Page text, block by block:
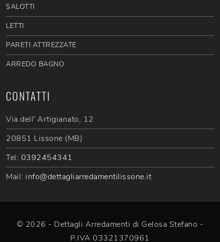
SALOTTI
LETTI
PARETI ATTREZZATE
ARREDO BAGNO
CONTATTI
Via dell' Artigianato, 12
20851 Lissone (MB)
Tel: 0392454341
Mail: info@dettagliarredamentilissone.it
© 2026 - Dettagli Arredamenti di Gelosa Stefano -
P.IVA 03321370961